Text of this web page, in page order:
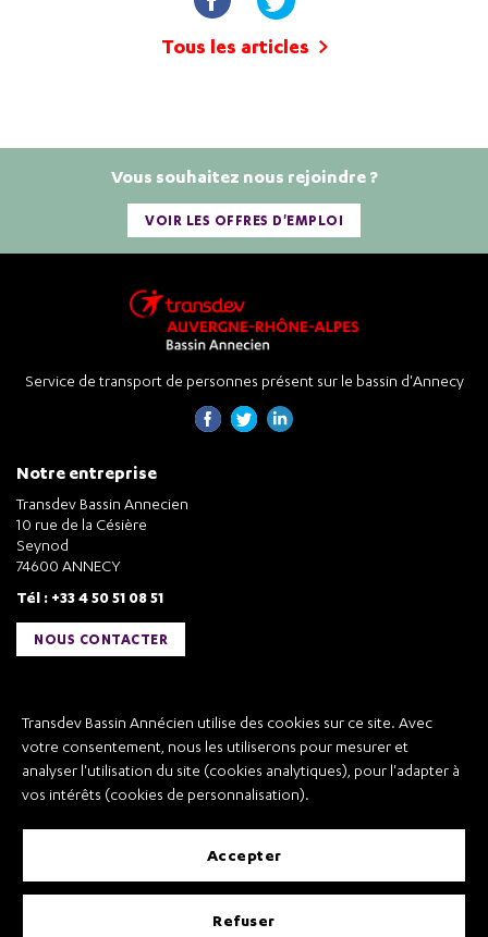
Transdev Bassin Annécien utilise des cookies sur ce site. Avec
votre consentement, nous les utiliserons pour mesurer et
analyser l'utilisation du site (cookies analytiques), pour l'adapter à
vos intérêts (cookies de personnalisation).
accepter
refuser
Tous les articles
Vous souhaitez nous rejoindre ?
VOIR LES OFFRES D'EMPLOI
Service de transport de personnes présent sur le bassin d'Annecy
Notre entreprise
Transdev Bassin Annecien
10 rue de la Césière
Seynod
74600 ANNECY
Tél : +33 4 50 51 08 51
NOUS CONTACTER
Transdev Bassin Annécien
Recrutement
Conditions Générales de Vente et Transport